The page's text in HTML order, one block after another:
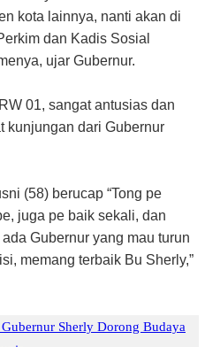
kota lainnya, nanti akan di
dan Kadis Sosial
ujar Gubernur.
01, sangat antusias dan
kunjungan dari Gubernur
(58) berucap “Tong pe
juga pe baik sekali, dan
Gubernur yang mau turun
memang terbaik Bu Sherly,”
Sherly Dorong Budaya